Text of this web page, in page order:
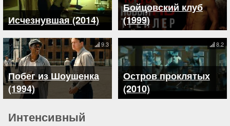
Исчезнувшая (2014)
Бойцовский клуб
(1999)
Побег из Шоушенка
(1994)
9.3
Остров проклятых
(2010)
8.2
Интенсивный